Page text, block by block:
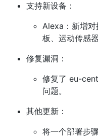
支持新设备：
Alexa：新增
板、运动传感
修复漏洞：
修复了 eu-
问题。
其他更新：
将一个部署步